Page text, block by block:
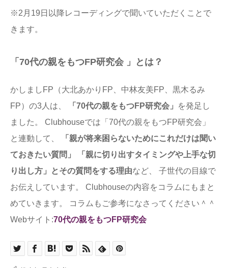
※2月19日以降レコーディングで聞いていただくことで
きます。
「70代の親をもつFP研究会 」とは？
かしましFP（大北あかりFP、中林友美FP、黒木るみ
FP）の3人は、
「70代の親をもつFP研究会」
を発足し
ました。 Clubhouseでは「70代の親をもつFP研究会」
と連動して、
「親が将来困らないためにこれだけは聞い
ておきたい質問」
「親に切り出すタイミングや上手な切
り出し方」とその質問をする理由など、 子世代の目線で
お伝えしています。 Clubhouseの内容をコラムにもまと
めていきます。 コラムもご参考になさってください＾＾
Webサイト:70代の親をもつFP研究会